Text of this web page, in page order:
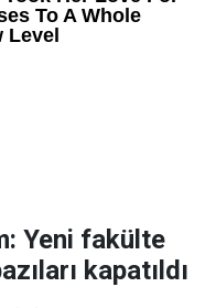
Yeni fakülte
kapatıldı